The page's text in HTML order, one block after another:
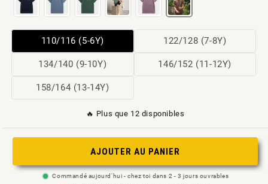
110/116 (5-6Y)
Variante
122/128 (7-8Y)
Variante
134/140 (9-10Y)
Variante
146/152 (11-12Y)
Variante
non
158/164 (13-14Y)
Variante
non
🔥 Plus que 12 disponibles
AJOUTER AU PANIER
Commandé aujourd'hui - chez toi dans 2 - 3 jours ouvrables